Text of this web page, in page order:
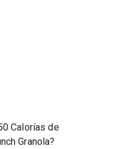
Calorías de
Granola?